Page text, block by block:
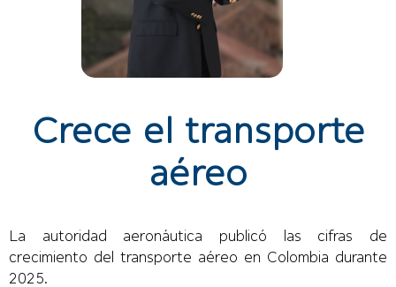
aeronáutico en Parra
Rodríguez Abogados.
Crece el transporte
aéreo
La autoridad aeronáutica publicó las cifras de
crecimiento del transporte aéreo en Colombia durante
2025.